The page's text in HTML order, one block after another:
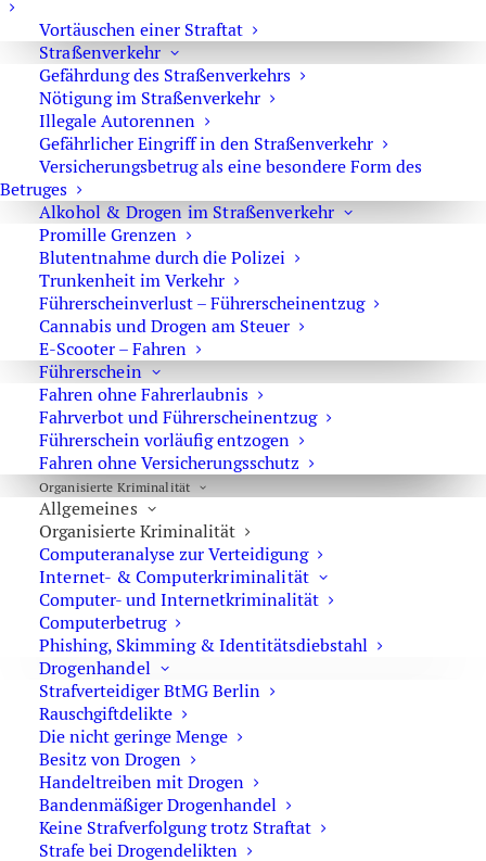
Vortäuschen einer Straftat
Straßenverkehr
Gefährdung des Straßenverkehrs
Nötigung im Straßenverkehr
Illegale Autorennen
Gefährlicher Eingriff in den Straßenverkehr
Versicherungsbetrug als eine besondere Form des
Betruges
Alkohol & Drogen im Straßenverkehr
Promille Grenzen
Blutentnahme durch die Polizei
Trunkenheit im Verkehr
Führerscheinverlust – Führerscheinentzug
Cannabis und Drogen am Steuer
E-Scooter – Fahren
Führerschein
Fahren ohne Fahrerlaubnis
Fahrverbot und Führerscheinentzug
Führerschein vorläufig entzogen
Fahren ohne Versicherungsschutz
Organisierte Kriminalität
Allgemeines
Organisierte Kriminalität
Computeranalyse zur Verteidigung
Internet- & Computerkriminalität
Computer- und Internetkriminalität
Computerbetrug
Phishing, Skimming & Identitätsdiebstahl
Drogenhandel
Strafverteidiger BtMG Berlin
Rauschgiftdelikte
Die nicht geringe Menge
Besitz von Drogen
Handeltreiben mit Drogen
Bandenmäßiger Drogenhandel
Keine Strafverfolgung trotz Straftat
Strafe bei Drogendelikten
Landgericht Berlin – Totschlag durch Unterlassen
(22. November 2013)
Verbotene Vernehmungsmethode am Landgericht im
Streit
(26. September 2013)
BGH zur Vernehmung des Beschuldigten durch
Haftrichter
(2. Juli 2013)
Rechtsanwalt erwirkt Verurteilung wegen Vollrauschs
statt wegen versuchten Totschlags – Landgericht Berlin
(3. Mai 2013)
RECENT POSTS
Erhöhung der Strafe – Keine Ahnung, aber Hauptsache
in der Zeitung
Louvre: Mona Lisa sagt „Nein“ zu „Nein heißt Nein“
BGH – kein Verstoß gegen Weisungen während der
Führungsaufsicht feststellbar
BGH – Kuss auf den Mund kein sexueller Missbrauch
Der Kuss als sexueller Missbrauch eines Kindes ?
Das interessiert Sie vielleicht auch: